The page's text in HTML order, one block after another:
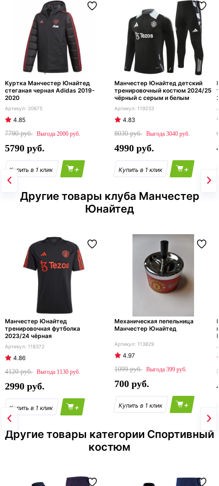
Куртка Манчестер Юнайтед
стеганая черная Adidas 2019-
2020
20675
4.85
7790
2000
5790
+
Манчестер Юнайтед детский
тренировочный костюм 2024/25
чёрный с серым и белым
119233
4.83
8030
3040
4990
+
Другие товары клуба Манчестер
Юнайтед
Манчестер Юнайтед
тренировочная футболка
2023/24 чёрная
118372
4.86
4120
1130
2990
+
Механическая пепельница
Манчестер Юнайтед
113829
4.97
1099
399
700
+
Другие товары категории Спортивный
костюм